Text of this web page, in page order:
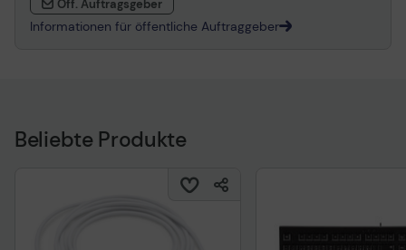
Öff. Auftragsgeber
Informationen für öffentliche Auftraggeber
Beliebte Produkte